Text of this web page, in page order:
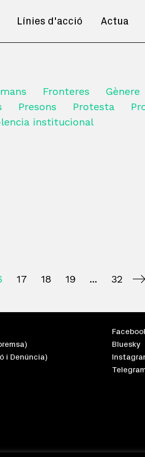
Línies d'acció Actua
Fronteres Gènere
Presons Protesta
institucional
17 18 19 32
i Denúncia)
Bluesky